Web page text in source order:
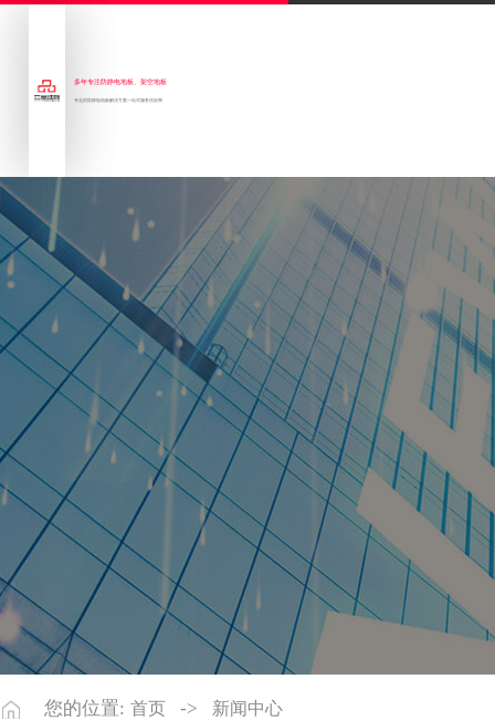
多年专注防静电地板、架空地板
专业的防静电地板解决方案一站式服务供应商
您的位置: 首页 -> 新闻中心